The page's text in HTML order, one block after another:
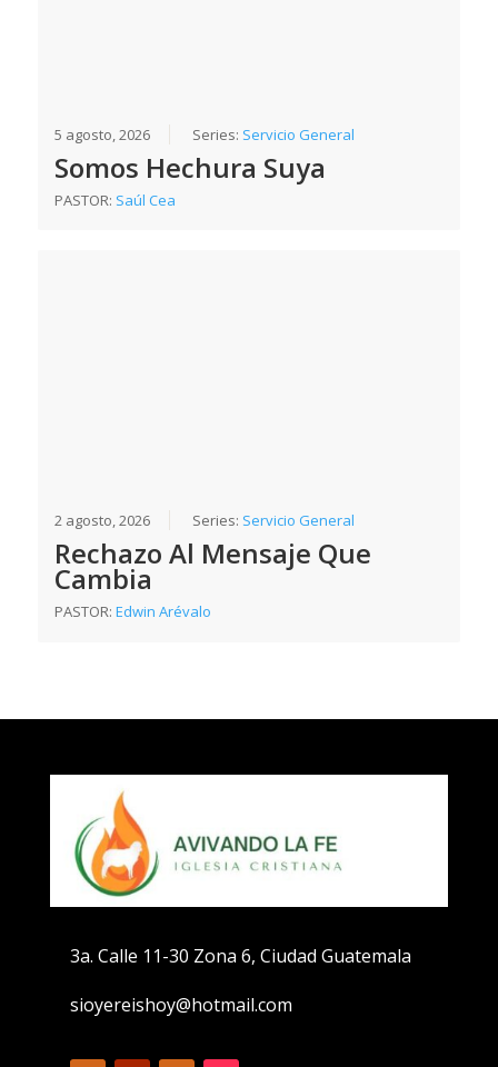
5 agosto, 2026 Series: Servicio General
Somos Hechura Suya
PASTOR: Saúl Cea
2 agosto, 2026 Series: Servicio General
Rechazo Al Mensaje Que
Cambia
PASTOR:Edwin Arévalo
3a. Calle 11-30 Zona 6, Ciudad Guatemala
sioyereishoy@hotmail.com